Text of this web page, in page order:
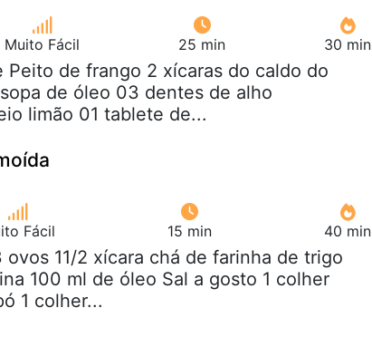
Muito Fácil 25 min 30 min
Peito de frango 2 xícaras do caldo do
de óleo 03 dentes de alho
limão 01 tablete de...
Fácil 15 min 40 min
ovos 11/2 xícara chá de farinha de trigo
100 ml de óleo Sal a gosto 1 colher
1 colher...